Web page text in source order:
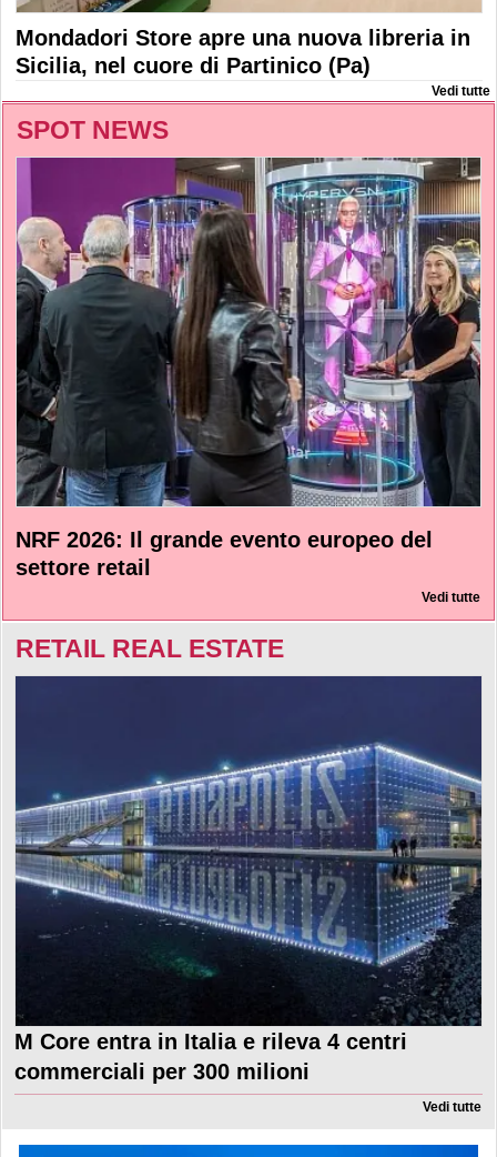
Mondadori Store apre una nuova libreria in
Sicilia, nel cuore di Partinico (Pa)
Vedi tutte
SPOT NEWS
NRF 2026: Il grande evento europeo del
settore retail
Vedi tutte
RETAIL REAL ESTATE
M Core entra in Italia e rileva 4 centri
commerciali per 300 milioni
Vedi tutte